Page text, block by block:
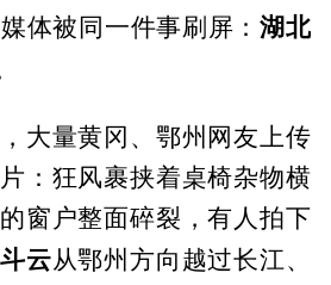
体被同一件事刷屏：湖北
大量黄冈、鄂州网友上传
：狂风裹挟着桌椅杂物横
窗户整面碎裂，有人拍下
云从鄂州方向越过长江、